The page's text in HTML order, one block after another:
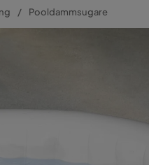
Pooldammsugare